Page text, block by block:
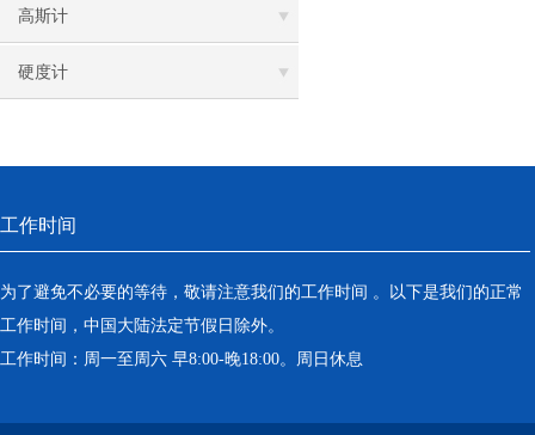
高斯计
硬度计
工作时间
为了避免不必要的等待，敬请注意我们的工作时间 。以下是我们的正常
工作时间，中国大陆法定节假日除外。
工作时间：周一至周六 早8:00-晚18:00。周日休息